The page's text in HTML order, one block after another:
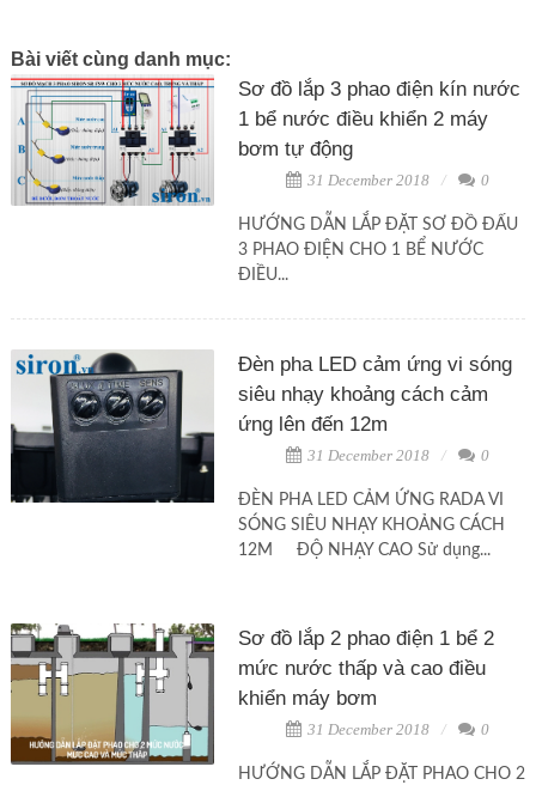
Bài viết cùng danh mục:
Sơ đồ lắp 3 phao điện kín nước
1 bể nước điều khiển 2 máy
bơm tự động
31 December 2018 0
HƯỚNG DẪN LẮP ĐẶT SƠ ĐỒ ĐẤU
3 PHAO ĐIỆN CHO 1 BỂ NƯỚC
ĐIỀU...
Đèn pha LED cảm ứng vi sóng
siêu nhạy khoảng cách cảm
ứng lên đến 12m
31 December 2018 0
ĐÈN PHA LED CẢM ỨNG RADA VI
SÓNG SIÊU NHẠY KHOẢNG CÁCH
12M ĐỘ NHẠY CAO Sử dụng...
Sơ đồ lắp 2 phao điện 1 bể 2
mức nước thấp và cao điều
khiển máy bơm
31 December 2018 0
HƯỚNG DẪN LẮP ĐẶT PHAO CHO 2